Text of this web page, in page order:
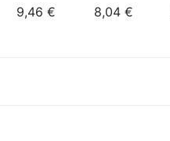
9,46 € 8,04 €